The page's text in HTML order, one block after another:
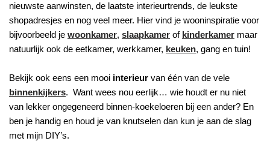
nieuwste aanwinsten, de laatste interieurtrends, de leukste
shopadresjes en nog veel meer. Hier vind je wooninspiratie voor
bijvoorbeeld je woonkamer, slaapkamer of kinderkamer maar
natuurlijk ook de eetkamer, werkkamer, keuken, gang en tuin!
Bekijk ook eens een mooi interieur van één van de vele
binnenkijkers. Want wees nou eerlijk… wie houdt er nu niet
van lekker ongegeneerd binnen-koekeloeren bij een ander? En
ben je handig en houd je van knutselen dan kun je aan de slag
met mijn DIY’s.